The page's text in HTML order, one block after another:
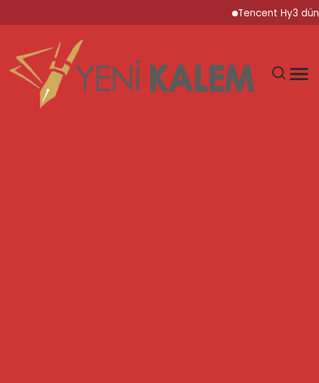
Tencent Hy3 dünya